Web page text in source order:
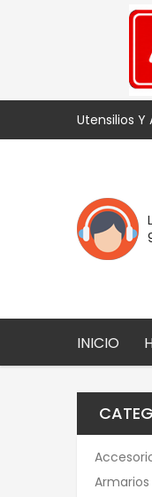
Utensilios Y
INICIO